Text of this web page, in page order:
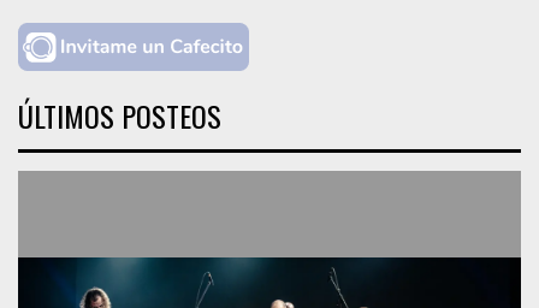
ÚLTIMOS POSTEOS